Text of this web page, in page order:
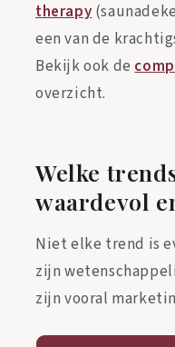
therapy
een van de
Bekijk ook de
overzicht.
Welke
waardevol
Niet elke trend is
zijn
zijn vooral